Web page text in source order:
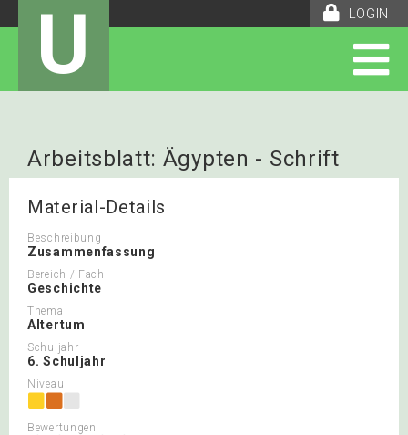
LOGIN
U
Arbeitsblatt: Ägypten - Schrift
Material-Details
Beschreibung
Zusammenfassung
Bereich / Fach
Geschichte
Thema
Altertum
Schuljahr
6. Schuljahr
Niveau
Bewertungen